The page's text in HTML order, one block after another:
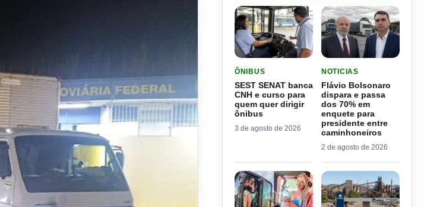
ÔNIBUS
SEST SENAT banca
CNH e curso para
quem quer dirigir
ônibus
3 de agosto de 2026
NOTICIAS
Flávio Bolsonaro
dispara e passa
dos 70% em
enquete para
presidente entre
caminhoneiros
2 de agosto de 2026